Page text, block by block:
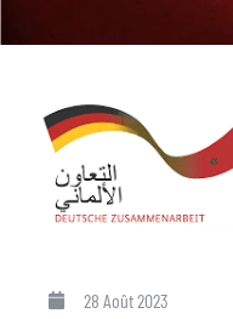
28 Août 2023